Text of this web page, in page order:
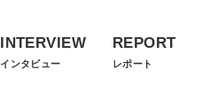
INTERVIEW
インタビュー
REPORT
レポート